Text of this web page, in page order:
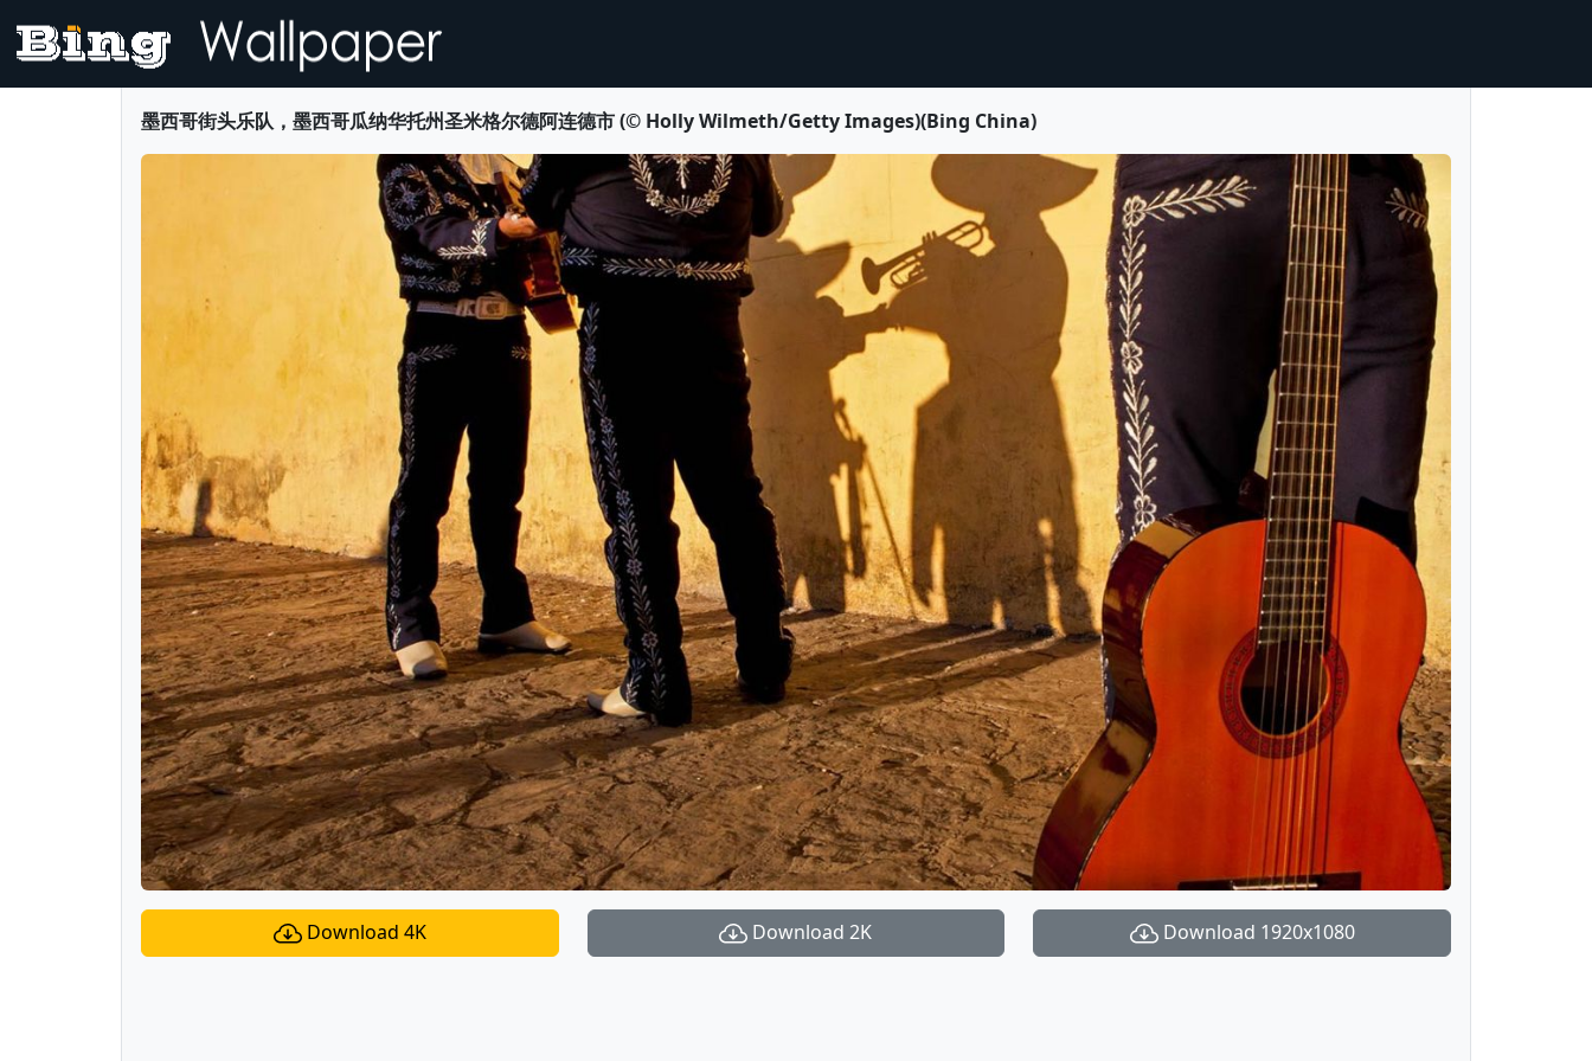
墨西哥街头乐队，墨西哥瓜纳华托州圣米格尔德阿连德市 (© Holly Wilmeth/Getty Images)(Bing China)
Download 4K Download 2K Download 1920x1080